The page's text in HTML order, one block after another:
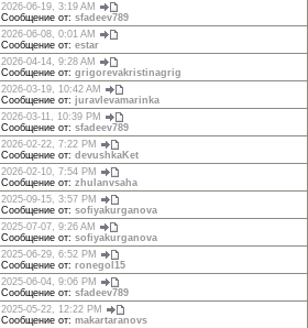
2026-06-19, 3:19 AM
Сообщение от: sfadeev789
2026-06-08, 0:01 AM
Сообщение от: estar
2026-04-14, 9:28 AM
Сообщение от: grigorevakristinagrig
2026-03-19, 10:42 AM
Сообщение от: juravlevamarinka
2026-03-11, 10:39 PM
Сообщение от: sfadeev789
2026-02-22, 7:22 PM
Сообщение от: devushkaKet
2026-02-10, 7:54 PM
Сообщение от: zhulanvsaha
2025-09-15, 3:57 PM
Сообщение от: sofiyakurganova
2025-07-07, 9:26 AM
Сообщение от: sofiyakurganova
2025-06-29, 6:52 PM
Сообщение от: ronegol15
2025-06-04, 9:06 PM
Сообщение от: sfadeev789
2025-05-22, 12:22 PM
Сообщение от: makartaranovs